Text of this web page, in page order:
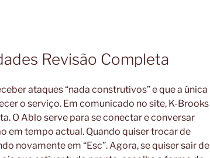
Revisão Completa
ataques “nada construtivos” e que a única
o serviço. Em comunicado no site, K-Brooks
O Ablo serve para se conectar e conversar
em tempo actual. Quando quiser trocar de
novamente em “Esc”. Agora, se quiser sair de